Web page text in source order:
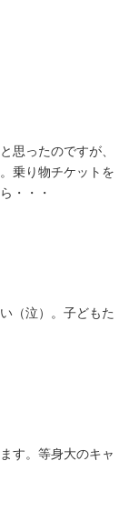
思ったのですが、
乗り物チケットを
・・・
（泣）。子どもた
す。等身大のキャ